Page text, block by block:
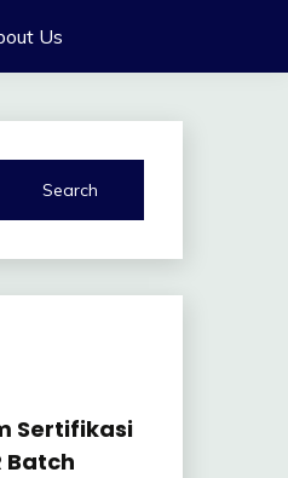
Us
Sertifikasi
Batch